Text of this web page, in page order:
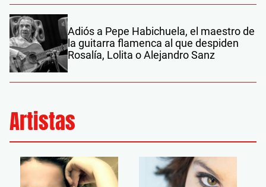
Adiós a Pepe Habichuela, el maestro de
la guitarra flamenca al que despiden
Rosalía, Lolita o Alejandro Sanz
Artistas